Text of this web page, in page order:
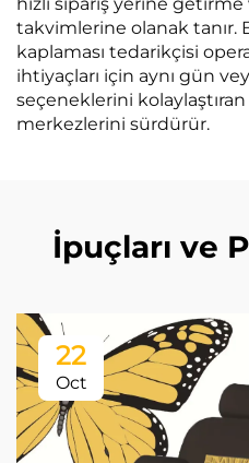
takvimlerine olanak
kaplaması tedarikçisi
ihtiyaçları için aynı gün
seçeneklerini
merkezlerini sürdürür.
İpuçları ve
22
Oct